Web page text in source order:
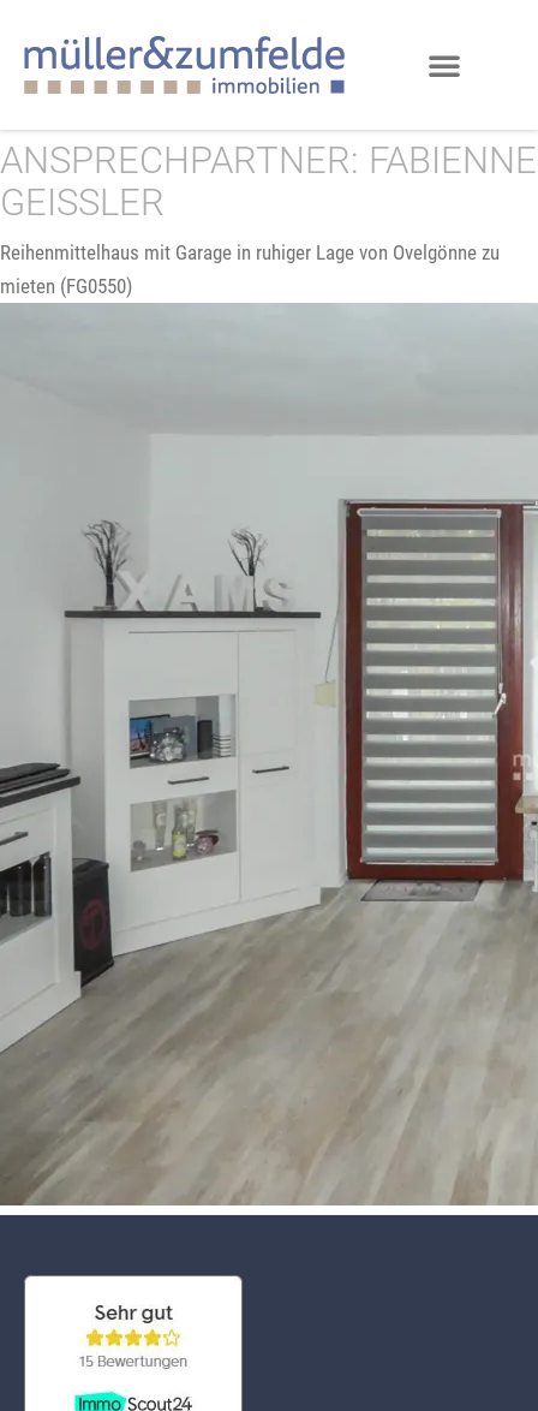
ANSPRECHPARTNER: FABIENNE
GEISSLER
Reihenmittelhaus mit Garage in ruhiger Lage von Ovelgönne zu
mieten (FG0550)